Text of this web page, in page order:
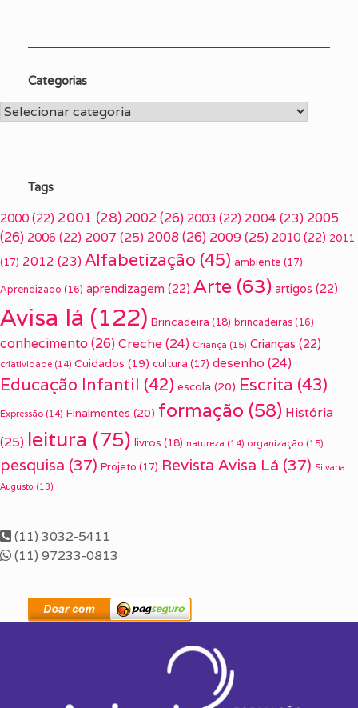
Categorias
Categorias
Tags
2000 (22) 2001 (28) 2002(26) 2003 (22) 2004 (23) 2005
(26) 2006 (22) 2007 (25) 2008(26) 2009(25) 2010 (22) 2011
(17) 2012 (23) Alfabetização (45) ambiente (17)
Aprendizado (16) aprendizagem (22) Arte (63) artigos (22)
Avisa lá (122) Brincadeira (18) brincadeiras (16)
conhecimento(26) Creche (24) Criança (15) Crianças (22)
criatividade (14) Cuidados (19) cultura (17) desenho (24)
Educação Infantil (42) escola (20) Escrita (43)
Expressão (14) Finalmentes (20) formação (58) História
(25) leitura (75) livros (18) natureza (14) organização (15)
pesquisa (37) Projeto (17) Revista Avisa Lá (37) Silvana
Augusto (13)
(11) 3032-5411
(11) 97233-0813